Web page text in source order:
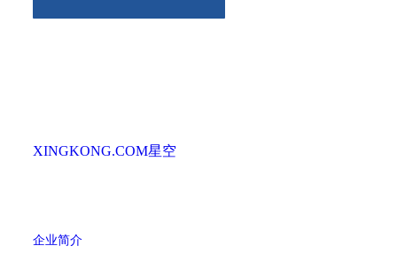
XINGKONG.COM星空
企业简介